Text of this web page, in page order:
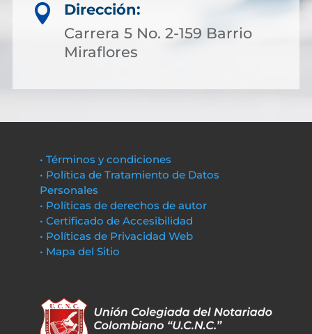

Dirección:
Carrera 5 No. 2-159 Barrio
Miraflores
• Términos y condiciones
• Política de Tratamiento de Datos
Personales
• Políticas de derechos de autor
• Certificado de Accesibilidad
• Políticas de Privacidad Web
• Mapa del Sitio